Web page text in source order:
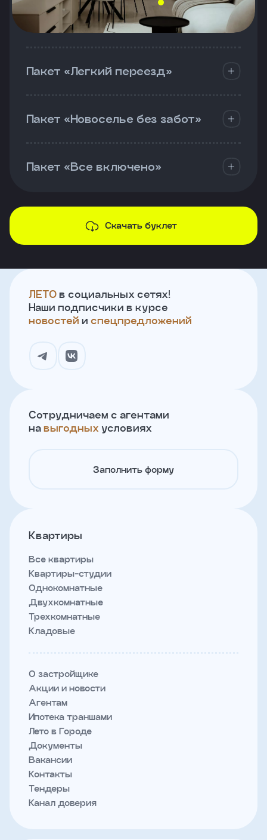
Пакет «Легкий переезд»
Пакет «Новоселье без забот»
Пакет «Все включено»
Скачать буклет
ЛЕТО в социальных сетях!
Наши подписчики в курсе
новостей и спецпредложений
Сотрудничаем с агентами
на выгодных условиях
Заполнить форму
Квартиры
Все квартиры
Квартиры-студии
Однокомнатные
Двухкомнатные
Трехкомнатные
Кладовые
О застройщике
Акции и новости
Агентам
Ипотека траншами
Лето в Городе
Документы
Вакансии
Контакты
Тендеры
Канал доверия